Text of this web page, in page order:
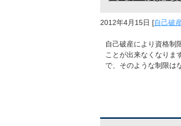
2012年4月15日 [自己破
自己破産により資格制
ことが出来なくなりま
で、そのような制限は